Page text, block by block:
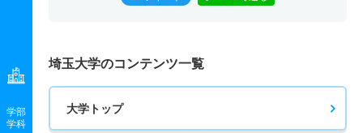
学部
学科
埼玉大学のコンテンツ一覧
大学トップ